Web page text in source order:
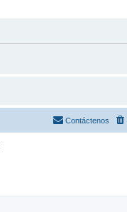
Contáctenos